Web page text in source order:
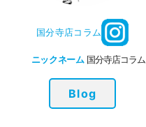
国分寺店コラム
ニックネーム 国分寺店コラム
Blog